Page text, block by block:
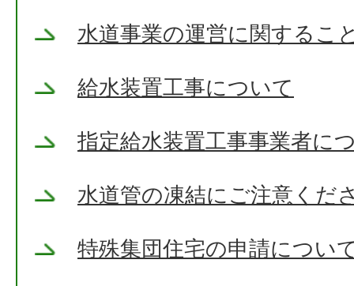
水道事業の運営に関するこ
給水装置工事について
指定給水装置工事事業者に
水道管の凍結にご注意くだ
特殊集団住宅の申請につい